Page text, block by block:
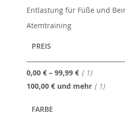
Entlastung für Füße und
Atemtraining
PREIS
0,00 € – 99,99 € 1Artikel
100,00 € und mehr 1Artikel
FARBE